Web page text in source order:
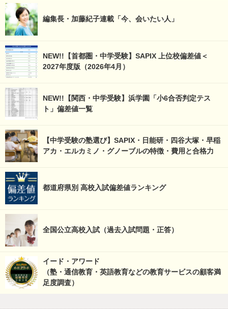
編集長・加藤紀子連載「今、会いたい人」
NEW!!【首都圏・中学受験】SAPIX 上位校偏差値＜
2027年度版（2026年4月）
NEW!!【関西・中学受験】浜学園「小6合否判定テス
ト」偏差値一覧
【中学受験の塾選び】SAPIX・日能研・四谷大塚・早稲
アカ・エルカミノ・グノーブルの特徴・費用と合格力
都道府県別 高校入試偏差値ランキング
全国公立高校入試（過去入試問題・正答）
イード・アワード
（塾・通信教育・英語教育などの教育サービスの顧客満
足度調査）